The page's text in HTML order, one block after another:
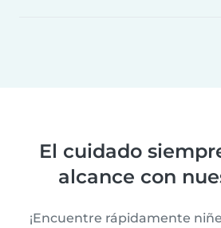
El cuidado
alcance con
¡Encuentre rápidamente